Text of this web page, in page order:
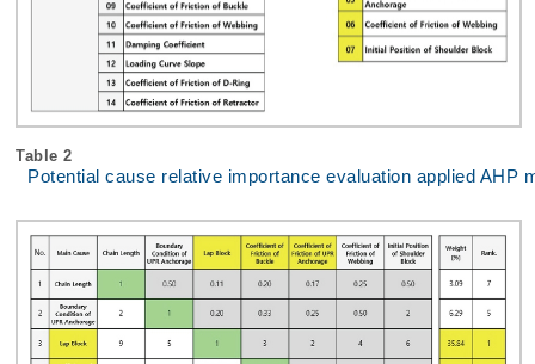
Table 2
Potential cause relative importance evaluation applied AHP